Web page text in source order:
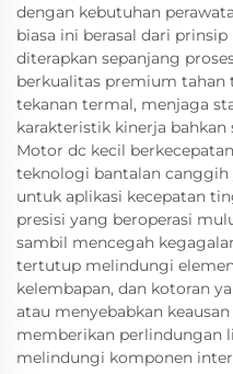
dengan kebutuhan
biasa ini berasal dari
diterapkan sepanjang
berkualitas premium tahan
tekanan termal, menjaga
karakteristik kinerja bahkan
Motor dc kecil
teknologi bantalan canggih
untuk aplikasi kecepatan
presisi yang beroperasi
sambil mencegah
tertutup melindungi
kelembapan, dan kotoran
atau menyebabkan
memberikan perlindungan
melindungi komponen